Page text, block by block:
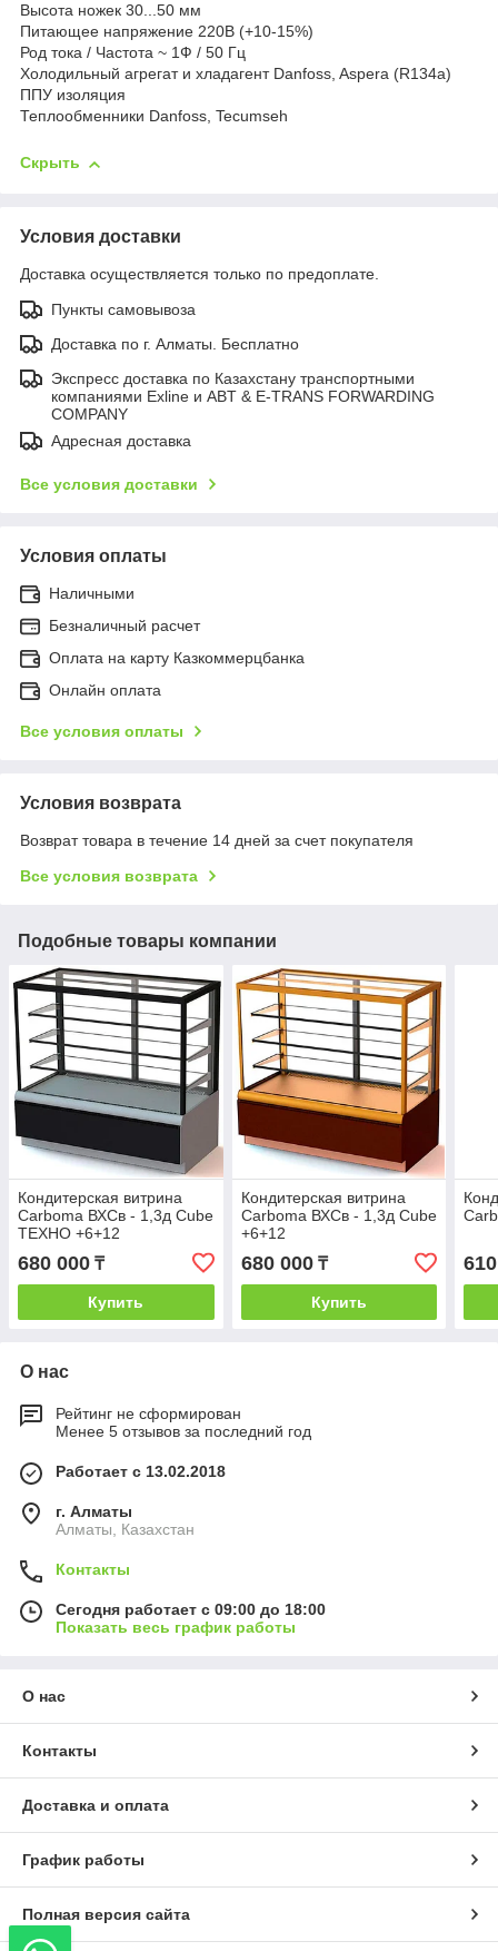
Высота ножек 30...50 мм
Питающее напряжение 220В (+10-15%)
Род тока / Частота ~ 1Ф / 50 Гц
Холодильный агрегат и хладагент Danfoss, Aspera (R134a)
ППУ изоляция
Теплообменники Danfoss, Tecumseh
Скрыть
Условия доставки
Доставка осуществляется только по предоплате.
Пункты самовывоза
Доставка по г. Алматы. Бесплатно
Экспресс доставка по Казахстану транспортными
компаниями Exline и ABT & E-TRANS FORWARDING
COMPANY
Адресная доставка
Все условия доставки
Условия оплаты
Наличными
Безналичный расчет
Оплата на карту Казкоммерцбанка
Онлайн оплата
Все условия оплаты
Условия возврата
Возврат товара в течение 14 дней за счет покупателя
Все условия возврата
Подобные товары компании
Кондитерская витрина
Carboma ВХСв - 1,3д Cube
ТЕХНО +6+12
680 000 ₸
Купить
Кондитерская витрина
Carboma ВХСв - 1,3д Cube
+6+12
680 000₸
Купить
О нас
Рейтинг не сформирован
Менее 5 отзывов за последний год
Работает с 13.02.2018
г. Алматы
Алматы, Казахстан
Контакты
Сегодня работает с 09:00 до 18:00
Показать весь график работы
О нас
Контакты
Доставка и оплата
График работы
Полная версия сайта